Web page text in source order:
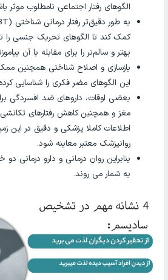
الگوهای رفتار اجتماعی نامطلوب موثر
کمک کند تا الگوهای تحریک جنسی
بهتر و سالم‌تر را برای مقابله با آن
بازسازی و اصلاح شناختی همچنین
این الگوهای مضر فکری را شناسایی
بعضی اوقات، داروهای ضد افسردگی
مغز و همچنین کاهش رفتارهای
اطلاعات کاملا پزشکی و دقیق در این
روانپزشک معتبر معاینه شود.
بنابراین روان درمانی و دارو درمانی
به شمار می روند.